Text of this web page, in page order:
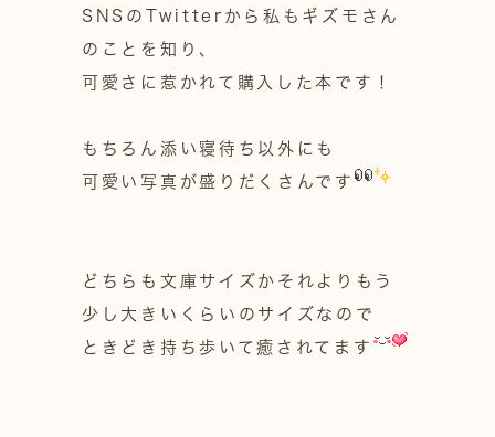
SNSのTwitterから私もギズモさん
のことを知り、
可愛さに惹かれて購入した本です！
もちろん添い寝待ち以外にも
可愛い写真が盛りだくさんです
どちらも文庫サイズかそれよりもう
少し大きいくらいのサイズなので
ときどき持ち歩いて癒されてます